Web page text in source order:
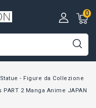
0
Statue - Figure da Collezione
PART 2 Manga Anime JAPAN